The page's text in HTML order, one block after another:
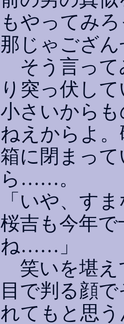
もやってみ
那じゃござ
そう言って
り突っ伏し
小さいから
ねえからよ
箱に閉まっ
ら……。
「いや、す
桜吉も今年
ね……」
笑いを堪え
目で判る顔
れてもと思